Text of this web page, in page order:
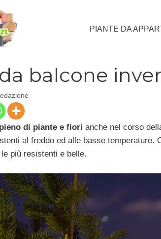
PIANTE DA
balcone
di piante e fiori anche nel corso
al freddo ed alle basse temperature.
le più resistenti e belle.